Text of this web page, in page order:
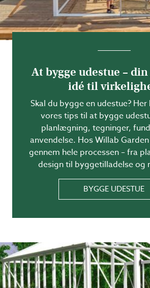
At bygge udestue –
idé til
Skal du bygge en udestue?
vores tips til at bygge
planlægning, tegninger,
anvendelse. Hos Willab
gennem hele processen – fra
design til byggetilladelse og
BYGGE UDESTUE